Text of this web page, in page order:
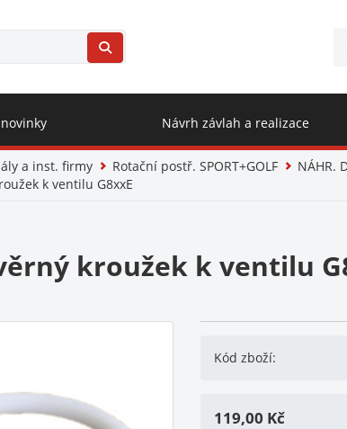
Návrh závlah a realizace
a inst. firmy Rotační postř. SPORT+GOLF
NÁHR.
k ventilu G8xxE
kroužek k ventilu
Kód zboží:
119,00 Kč